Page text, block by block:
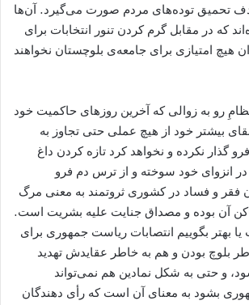
تحمیق توده‌های مردم صورت می‌گیرد. آن‌ها
که در مقابل گرم کردن تنور انتخابات برای
هیچ امتیازی برای جامعه‌ی بلوچستان نخواهند
رو به زوالی که آخرین روزهای حاکمیت خود
بیشتر خود از هیچ عملی حتی تجاوز به
گذار نکرده و نخواهد کرد تازه کردن داغ
انزوای خود سوخته و از ترس دم فرو
فقر و فساد در کشوری ثروتمند به معنی مرگ
آن بوده و مصداق جنایت علیه بشریت است.
یا بهتر بگوییم انتصابات ریاست جمهوری برای
بلوچ بودن و هم به خاطر عقایدش تهدید
و حتی به شکل نمادین هم نمی‌تواند
بشود به معنای آن است که رأی دهندگان